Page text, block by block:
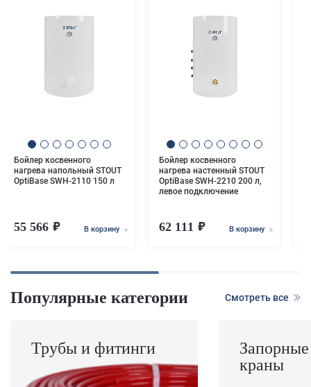
Бойлер косвенного
нагрева напольный STOUT
OptiBase SWH-2110 150 л
55 566 В корзину
Бойлер косвенного
нагрева настенный STOUT
OptiBase SWH-2210 200 л,
левое подключение
62 111 В корзину
Популярные категории Смотреть все
Трубы и фитинги
краны